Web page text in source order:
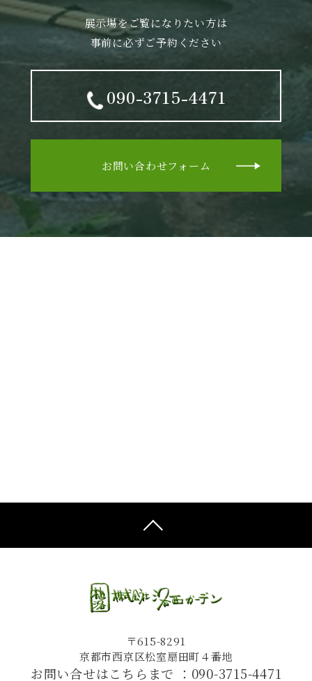
展示場をご覧になりたい方は
事前に必ずご予約ください
090-3715-4471
お問い合わせフォーム
〒615-8291
京都市西京区松室扇田町４番地
お問い合せはこちらまで ： 090-3715-4471